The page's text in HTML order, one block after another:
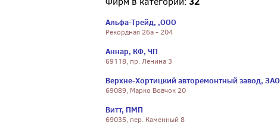
Альфа-Трейд, ,ООО
Рекордная 26а - 204
Аннар, КФ, ЧП
69118, пр. Ленина 3
Верхне-Хортицкий авторемонтный завод, ЗАО
69089, Марко Вовчок 20
Витт, ПМП
69035, пер. Каменный 8